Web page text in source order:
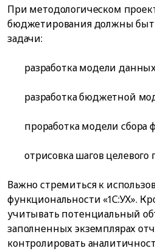
При методологическом
бюджетирования должны
задачи:
разработка модели
разработка бюджетной
проработка модели сбора
отрисовка шагов целевого
Важно стремиться к
функциональности «1С:УХ».
учитывать потенциальный
заполненных экземплярах
контролировать